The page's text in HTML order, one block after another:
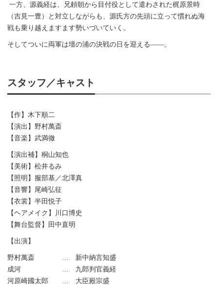
一方、源義経は、兄頼朝から目付役として遣わされた梶原景時
（吉見一豊）と対立しながらも、源氏方の先頭に立って慣れぬ海
戦も乗り越えますます勢いづいていく。
そしてついに両軍は壇の浦の決戦の日を迎える――。
スタッフ／キャスト
【作】木下順二
【演出】野村萬斎
【音楽】武満徹
【演出補】桐山知也
【美術】松井るみ
【照明】服部基／北澤真
【音響】尾崎弘征
【衣裳】半田悦子
【ヘアメイク】川口博史
【舞台監督】田中直明
【出演】
野村萬斎 … 新中納言知盛
成河 … 九郎判官義経
河原崎國太郎 … 大臣殿宗盛